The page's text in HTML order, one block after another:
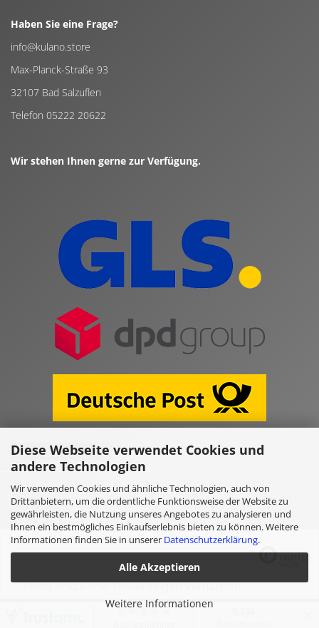
Diese Webseite verwendet Cookies und
andere Technologien
Wir verwenden Cookies und ähnliche Technologien, auch von
Drittanbietern, um die ordentliche Funktionsweise der Website zu
gewährleisten, die Nutzung unseres Angebotes zu analysieren und
Ihnen ein bestmögliches Einkaufserlebnis bieten zu können. Weitere
Informationen finden Sie in unserer Datenschutzerklärung.
Alle Akzeptieren
Weitere Informationen
Haben Sie eine Frage?
info@kulano.store
Max-Planck-Straße 93
32107 Bad Salzuflen
Telefon 05222 20622
Wir stehen Ihnen gerne zur Verfügung.
Vertrag widerrufen
Online Shop erstellenmit Gambio.de © 2026
Ausgewählte Top-Bewertungen für www.kulano.store/de
Noch sind keine Bewertungen vorhanden.